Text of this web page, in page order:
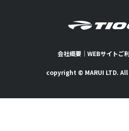
会社概要｜ WEBサイトご
copyright © MARUI LTD.